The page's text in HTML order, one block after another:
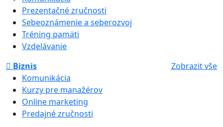
Prezentačné zručnosti
Sebeoznámenie a seberozvoj
Tréning pamäti
Vzdelávanie
Biznis
Zobrazit vše
Komunikácia
Kurzy pre manažérov
Online marketing
Predajné zručnosti